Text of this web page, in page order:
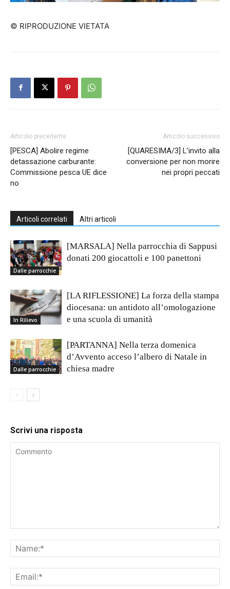
© RIPRODUZIONE VIETATA
Articolo precedente
[PESCA] Abolire regime
detassazione carburante:
Commissione pesca UE dice
no
Articolo successivo
[QUARESIMA/3] L’invito alla
conversione per non morire
nei propri peccati
Articoli correlati Altri articoli
Dalle parrocchie
[MARSALA] Nella parrocchia di Sappusi
donati 200 giocattoli e 100 panettoni
In Rilievo
[LA RIFLESSIONE] La forza della stampa
diocesana: un antidoto all’omologazione
e una scuola di umanità
Dalle parrocchie
[PARTANNA] Nella terza domenica
d’Avvento acceso l’albero di Natale in
chiesa madre
Scrivi una risposta